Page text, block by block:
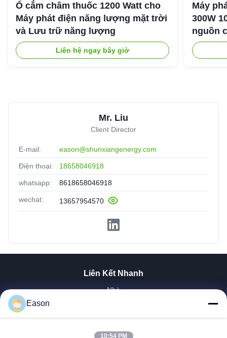
Ổ cắm châm thuốc 1200 Watt cho
Máy phát điện năng lượng mặt trời
và Lưu trữ năng lượng
Liên hệ ngay bây giờ
Máy
300W
nguồn
ngoài
Mr. Liu
Client Director
E-mail: eason@shunxiangenergy.com
Điện thoại: 18658046918
whatsapp: 8618658046918
wechat: 13657954570
Liên Kết Nhanh
Nhà
Video
Eason
10:54 PM